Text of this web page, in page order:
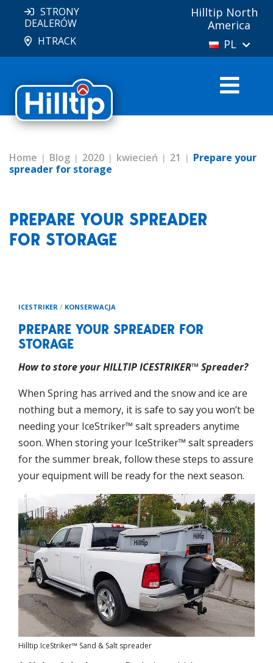
STRONY
DEALERÓW
HTRACK
Hilltip North
America
PL
Home Blog 2020 kwiecień 21
Prepare your
spreader for storage
PREPARE YOUR SPREADER
FOR STORAGE
ICESTRIKER / KONSERWACJA
PREPARE YOUR SPREADER FOR
STORAGE
How to store your HILLTIP ICESTRIKER™ Spreader?
When Spring has arrived and the snow and ice are
nothing but a memory, it is safe to say you won’t be
needing your IceStriker™ salt spreaders anytime
soon. When storing your IceStriker™ salt spreaders
for the summer break, follow these steps to assure
your equipment will be ready for the next season.
Hilltip IceStriker™ Sand & Salt spreader